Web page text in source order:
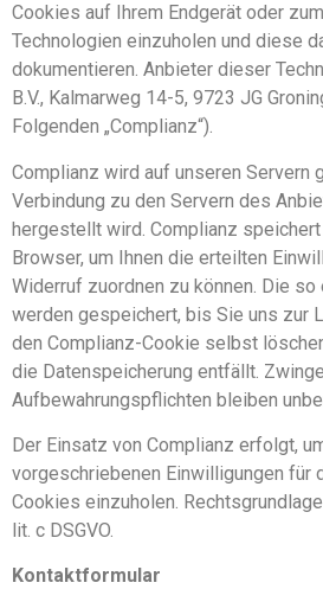
Cookies auf Ihrem Endgerät oder
Technologien einzuholen und diese
dokumentieren. Anbieter dieser
B.V., Kalmarweg 14-5, 9723 JG
Folgenden „Complianz“).
Complianz wird auf unseren Servern
Verbindung zu den Servern des
hergestellt wird. Complianz
Browser, um Ihnen die erteilten
Widerruf zuordnen zu können. Die
werden gespeichert, bis Sie uns zur
den Complianz-Cookie selbst
die Datenspeicherung entfällt.
Aufbewahrungspflichten bleiben
Der Einsatz von Complianz erfolgt,
vorgeschriebenen Einwilligungen für
Cookies einzuholen.
lit. c DSGVO.
Kontaktformular